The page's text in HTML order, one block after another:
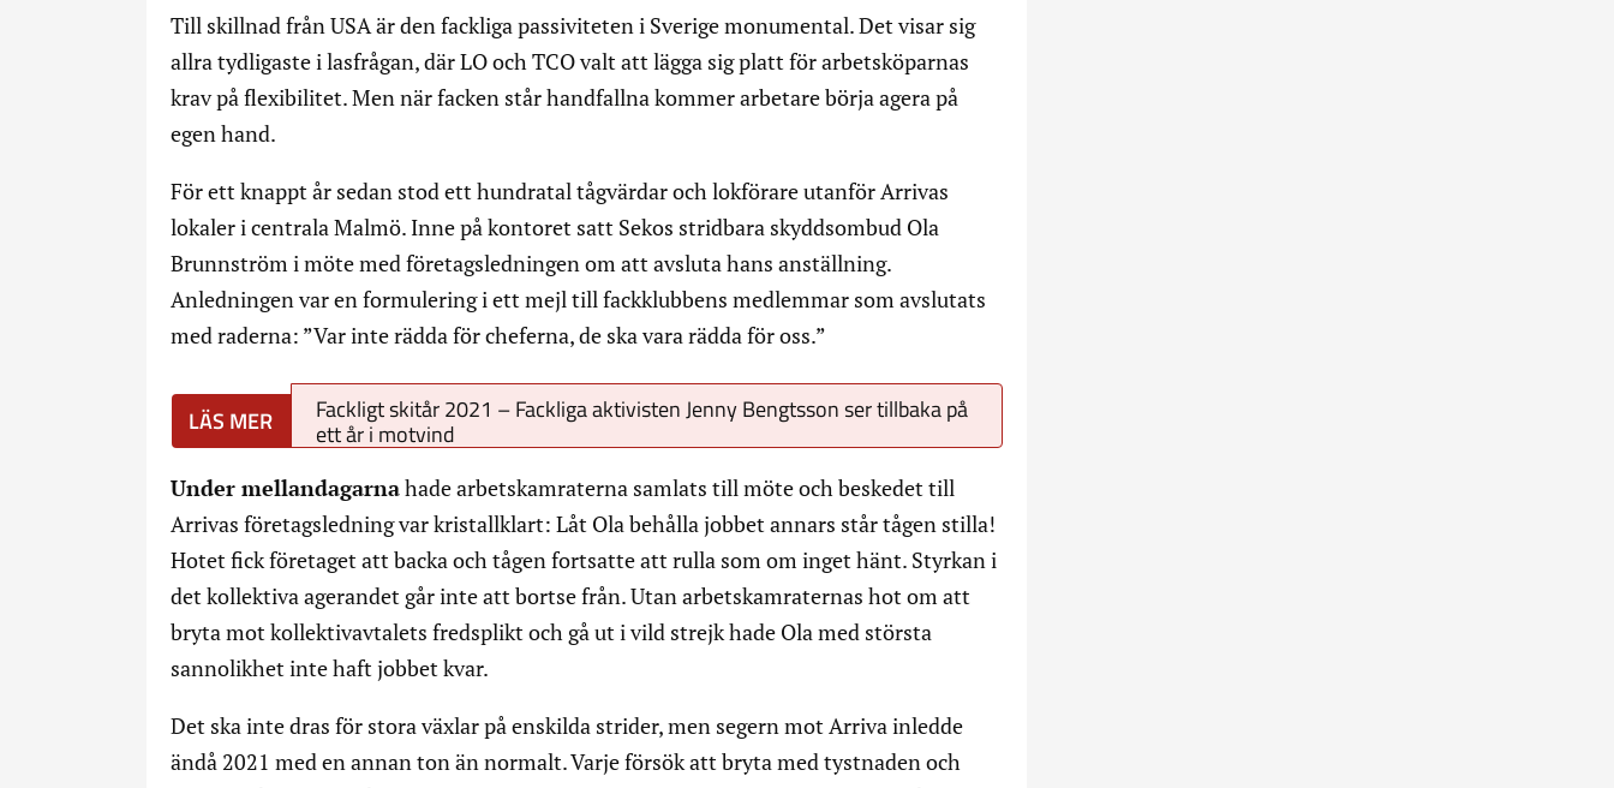
Till skillnad från USA är den fackliga passiviteten i Sverige monumental. Det visar sig
allra tydligaste i lasfrågan, där LO och TCO valt att lägga sig platt för arbetsköparnas
krav på flexibilitet. Men när facken står handfallna kommer arbetare börja agera på
egen hand.
För ett knappt år sedan stod ett hundratal tågvärdar och lokförare utanför Arrivas
lokaler i centrala Malmö. Inne på kontoret satt Sekos stridbara skyddsombud Ola
Brunnström i möte med företagsledningen om att avsluta hans anställning.
Anledningen var en formulering i ett mejl till fackklubbens medlemmar som avslutats
med raderna: ”Var inte rädda för cheferna, de ska vara rädda för oss.”
Fackligt skitår 2021 – Fackliga aktivisten Jenny Bengtsson ser tillbaka på
ett år i motvind
Under mellandagarnahade arbetskamraterna samlats till möte och beskedet till
Arrivas företagsledning var kristallklart: Låt Ola behålla jobbet annars står tågen stilla!
Hotet fick företaget att backa och tågen fortsatte att rulla som om inget hänt. Styrkan i
det kollektiva agerandet går inte att bortse från. Utan arbetskamraternas hot om att
bryta mot kollektivavtalets fredsplikt och gå ut i vild strejk hade Ola med största
sannolikhet inte haft jobbet kvar.
Det ska inte dras för stora växlar på enskilda strider, men segern mot Arriva inledde
ändå 2021 med en annan ton än normalt. Varje försök att bryta med tystnaden och